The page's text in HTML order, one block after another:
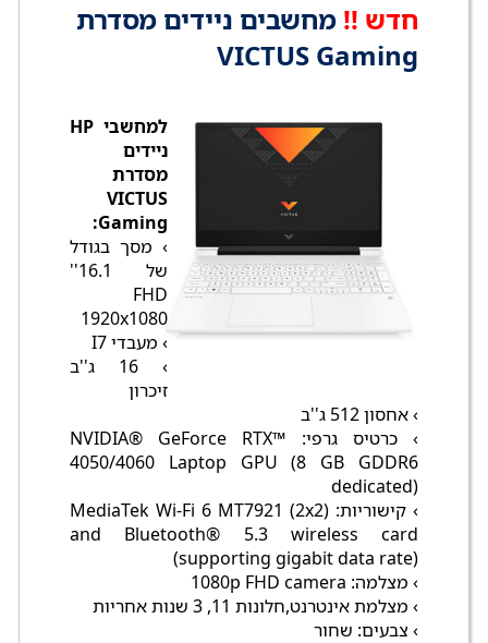
חדש !! מחשבים ניידים מסדרת
VICTUS Gaming
למחשבי HP
ניידים
מסדרת
VICTUS
Gaming:
› מסך בגודל
של 16.1''
FHD
1920x1080
› מעבדי I7
› 16 ג''ב
זיכרון
› אחסון 512 ג''ב
› כרטיס גרפי: NVIDIA® GeForce RTX™
4050/4060 Laptop GPU (8 GB GDDR6
dedicated)
› קישוריות: MediaTek Wi-Fi 6 MT7921 (2x2)
and Bluetooth® 5.3 wireless card
(supporting gigabit data rate)
› מצלמה: 1080p FHD camera
› מצלמת אינטרנט,חלונות 11, 3 שנות אחריות
› צבעים: שחור